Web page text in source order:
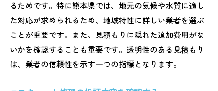
修理後の保証に関する疑問点
地域に密着したエコキュート修理業者が提供す
る予防策
地域特有のトラブルを未然に防ぐ方法
定期点検がもたらす安心感
るためです。特に熊本県では、地元の気候や水質に適し
た対応が求められるため、地域特性に詳しい業者を選ぶ
ことが重要です。また、見積もりに隠れた追加費用がな
いかを確認することも重要です。透明性のある見積もり
は、業者の信頼性を示す一つの指標となります。